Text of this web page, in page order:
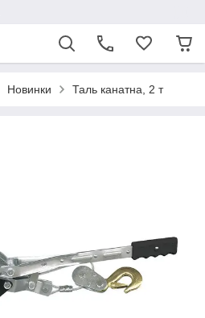
Новинки Таль канатна, 2 т